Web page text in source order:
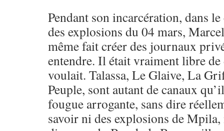
Pendant son incarcération, dans
des explosions du 04 mars,
même fait créer des journaux
entendre. Il était vraiment libre
voulait. Talassa, Le Glaive, La
Peuple, sont autant de canaux
fougue arrogante, sans dire
savoir ni des explosions de Mpila,